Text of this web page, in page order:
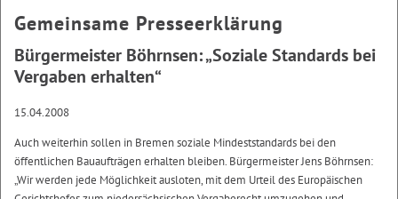
Gemeinsame Presseerklärung
Bürgermeister Böhrnsen: „Soziale Standards bei
Vergaben erhalten“
15.04.2008
Auch weiterhin sollen in Bremen soziale Mindeststandards bei den
öffentlichen Bauaufträgen erhalten bleiben. Bürgermeister Jens Böhrnsen:
„Wir werden jede Möglichkeit ausloten, mit dem Urteil des Europäischen